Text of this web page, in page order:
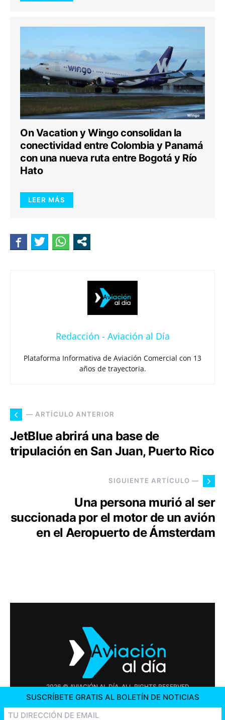
On Vacation y Wingo consolidan la
conectividad entre Colombia y Panamá
con una nueva ruta entre Bogotá y Río
Hato
LEER MÁS
Redacción - Aviación al Día
Plataforma Informativa de Aviación Comercial con 13
años de trayectoria.
— ARTÍCULO ANTERIOR
JetBlue abrirá una base de
tripulación en San Juan, Puerto Rico
SIGUIENTE ARTÍCULO —
Una persona murió al ser
succionada por el motor de un avión
en el Aeropuerto de Ámsterdam
2026 © AVIACIÓN AL DÍA. ALL RIGHTS RESERVED
OFERTAS DE TRABAJO
SUSCRÍBETE GRATIS AL BOLETÍN DE NOTICIAS